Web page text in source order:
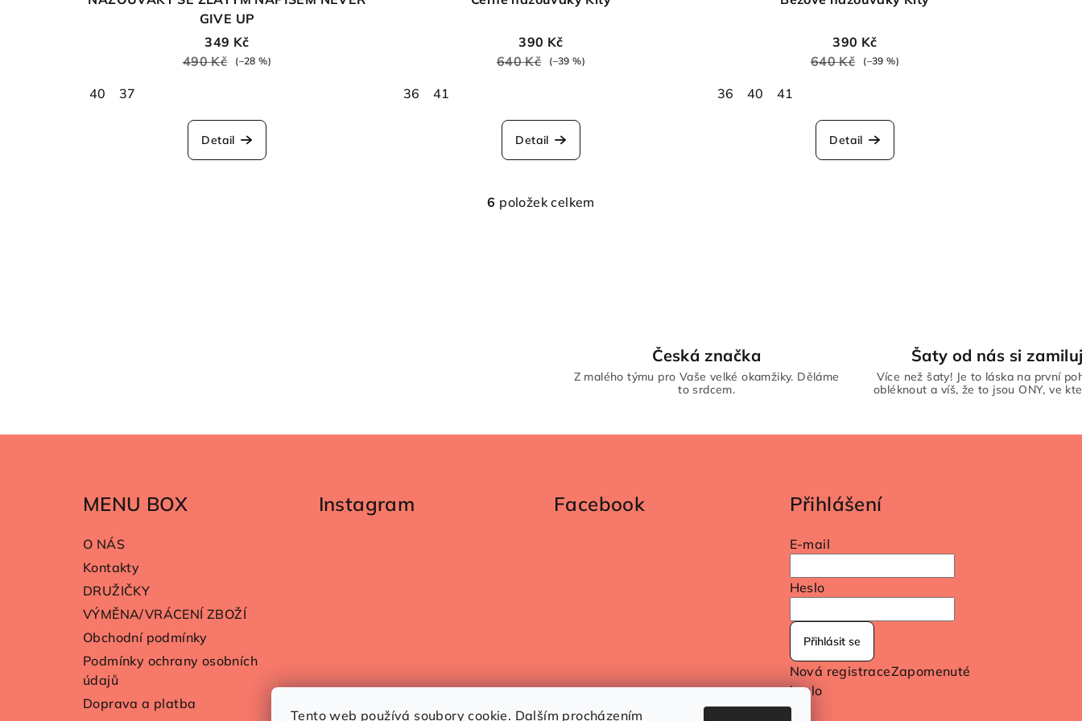
Tento web používá soubory cookie. Dalším procházením
GIVE UP
349 Kč
490 Kč
(–28 %)
40 37
Detail
390 Kč
640 Kč
(–39 %)
36 41
Detail
390 Kč
640 Kč
(–39 %)
36 40 41
Detail
O
v
6 položek celkem
Česká značka
Z malého týmu pro Vaše velké okamžiky. Děláme
to srdcem.
Šaty od nás si
Více než šaty! Je to láska na první
obléknout a víš, že to jsou ONY, ve
MENU BOX
O NÁS
Kontakty
DRUŽIČKY
VÝMĚNA/VRÁCENÍ ZBOŽÍ
Obchodní podmínky
Podmínky ochrany osobních
údajů
Doprava a platba
Instagram Facebook Přihlášení
E-mail
Heslo
Přihlásit se
Nová registraceZapomenuté
heslo